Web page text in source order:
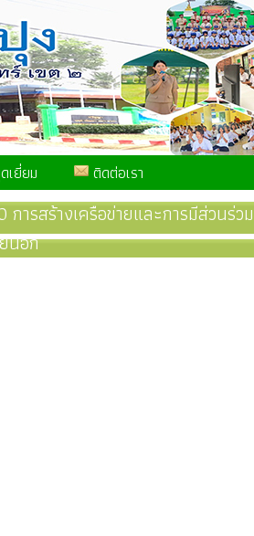
เยี่ยม ติดต่อเรา
ารสร้างเครือข่ายและการมีส่วนร่
นอก